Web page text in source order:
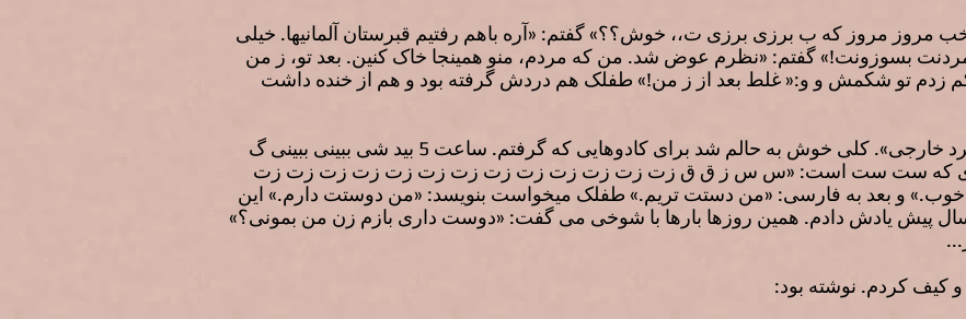
مروز مروز که ب برزی برزی ت،، خوش؟؟» گفتم: «آره باهم رفتیم قبرستان آلمانیها. خیلی
بسوزونت!» گفتم: «نظرم عوض شد. من که مردم، منو همینجا خاک کنین. بعد تو، ز من
زدم تو شکمش و و:« غلط بعد از ز من!» طفلک هم دردش گرفته بود و هم از خنده داشت
18 نوامبر سالگرد ازدواجم با این «مرد خارجی». کلی خوش به حالم شد برای کادوهایی که گرفتم. ساعت 5 بید شی ببینی ببینی گ
که ست ست است: «س س ز ق ق زت زت زت زت زت زت زت زت زت زت زت زت زت
خوب.» و بعد به فارسی: «من دستت تریم.» طفلک میخواست بنویسد: «من دوستت دارم.» این
پیش یادش دادم. همین روزها بارها با شوخی می گفت: «دوست داری بازم زن من بمونی؟»
کیف کردم. نوشته بود: